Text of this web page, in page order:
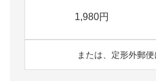
1,980円
または、定形外郵